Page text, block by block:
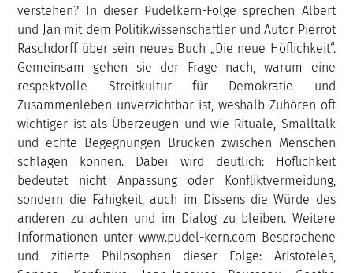
verstehen? In dieser Pudelkern-Folge sprechen Albert
und Jan mit dem Politikwissenschaftler und Autor Pierrot
Raschdorff über sein neues Buch „Die neue Höflichkeit“.
Gemeinsam gehen sie der Frage nach, warum eine
respektvolle Streitkultur für Demokratie und
Zusammenleben unverzichtbar ist, weshalb Zuhören oft
wichtiger ist als Überzeugen und wie Rituale, Smalltalk
und echte Begegnungen Brücken zwischen Menschen
schlagen können. Dabei wird deutlich: Höflichkeit
bedeutet nicht Anpassung oder Konfliktvermeidung,
sondern die Fähigkeit, auch im Dissens die Würde des
anderen zu achten und im Dialog zu bleiben. Weitere
Informationen unter www.pudel-kern.com Besprochene
und zitierte Philosophen dieser Folge: Aristoteles,